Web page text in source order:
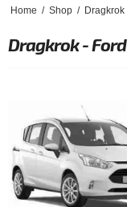
Home / Shop / Dragkrok
Dragkrok - Ford